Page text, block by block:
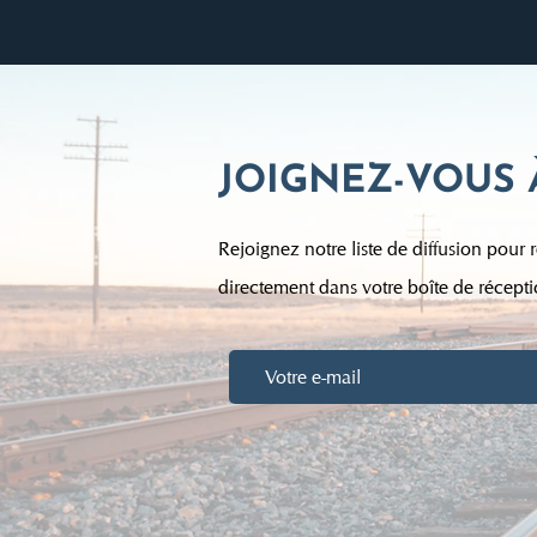
JOIGNEZ-VOUS
Rejoignez notre liste de diffusion pour
directement dans votre boîte de